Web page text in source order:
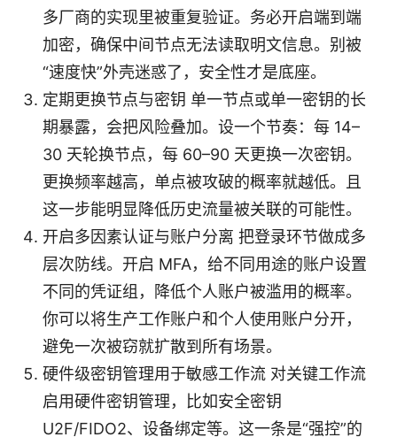
多厂商的实现里被重复验证。务必开启端到端
加密，确保中间节点无法读取明文信息。别被
“速度快”外壳迷惑了，安全性才是底座。
定期更换节点与密钥 单一节点或单一密钥的长
期暴露，会把风险叠加。设一个节奏：每 14–
30 天轮换节点，每 60–90 天更换一次密钥。
更换频率越高，单点被攻破的概率就越低。且
这一步能明显降低历史流量被关联的可能性。
开启多因素认证与账户分离 把登录环节做成多
层次防线。开启 MFA，给不同用途的账户设置
不同的凭证组，降低个人账户被滥用的概率。
你可以将生产工作账户和个人使用账户分开，
避免一次被窃就扩散到所有场景。
硬件级密钥管理用于敏感工作流 对关键工作流
启用硬件密钥管理，比如安全密钥
U2F/FIDO2、设备绑定等。这一条是“强控”的